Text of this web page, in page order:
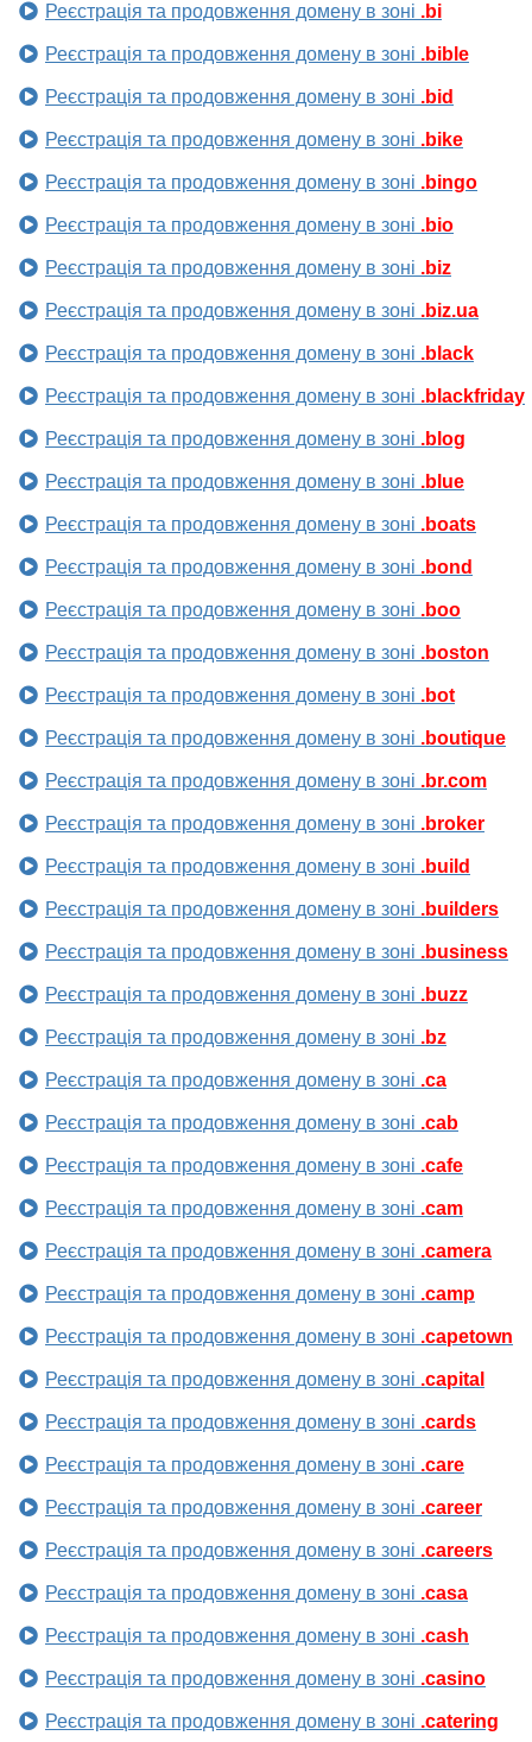
Реєстрація та продовження домену в зоні .bi
Реєстрація та продовження домену в зоні .bible
Реєстрація та продовження домену в зоні .bid
Реєстрація та продовження домену в зоні .bike
Реєстрація та продовження домену в зоні .bingo
Реєстрація та продовження домену в зоні .bio
Реєстрація та продовження домену в зоні .biz
Реєстрація та продовження домену в зоні .biz.ua
Реєстрація та продовження домену в зоні .black
Реєстрація та продовження домену в зоні .blackfriday
Реєстрація та продовження домену в зоні .blog
Реєстрація та продовження домену в зоні .blue
Реєстрація та продовження домену в зоні .boats
Реєстрація та продовження домену в зоні .bond
Реєстрація та продовження домену в зоні .boo
Реєстрація та продовження домену в зоні .boston
Реєстрація та продовження домену в зоні .bot
Реєстрація та продовження домену в зоні .boutique
Реєстрація та продовження домену в зоні .br.com
Реєстрація та продовження домену в зоні .broker
Реєстрація та продовження домену в зоні .build
Реєстрація та продовження домену в зоні .builders
Реєстрація та продовження домену в зоні .business
Реєстрація та продовження домену в зоні .buzz
Реєстрація та продовження домену в зоні .bz
Реєстрація та продовження домену в зоні .ca
Реєстрація та продовження домену в зоні .cab
Реєстрація та продовження домену в зоні .cafe
Реєстрація та продовження домену в зоні .cam
Реєстрація та продовження домену в зоні .camera
Реєстрація та продовження домену в зоні .camp
Реєстрація та продовження домену в зоні .capetown
Реєстрація та продовження домену в зоні .capital
Реєстрація та продовження домену в зоні .cards
Реєстрація та продовження домену в зоні .care
Реєстрація та продовження домену в зоні .career
Реєстрація та продовження домену в зоні .careers
Реєстрація та продовження домену в зоні .casa
Реєстрація та продовження домену в зоні .cash
Реєстрація та продовження домену в зоні .casino
Реєстрація та продовження домену в зоні .catering